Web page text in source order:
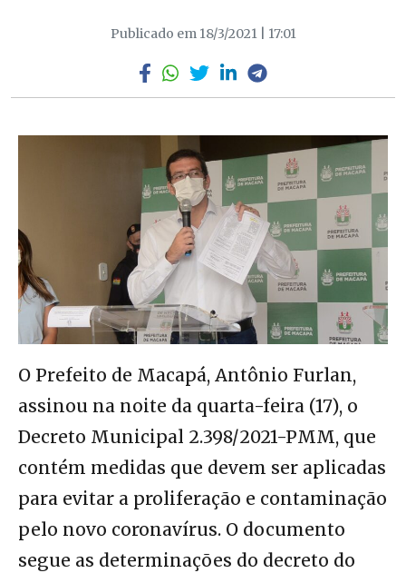
Publicado em 18/3/2021 | 17:01
O Prefeito de Macapá, Antônio Furlan,
assinou na noite da quarta-feira (17), o
Decreto Municipal 2.398/2021-PMM, que
contém medidas que devem ser aplicadas
para evitar a proliferação e contaminação
pelo novo coronavírus. O documento
segue as determinações do decreto do